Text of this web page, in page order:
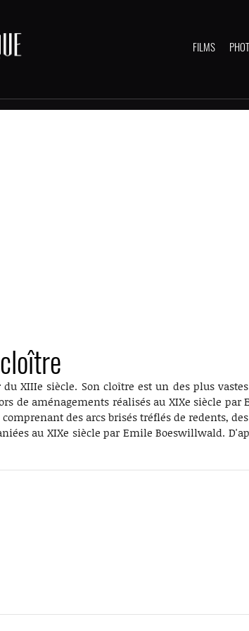
FILMS
XIIIe siècle. Son cloître est un des plus
de aménagements réalisés au XIXe siècle
des arcs brisés tréflés de redents,
au XIXe siècle par Emile Boeswillwald.